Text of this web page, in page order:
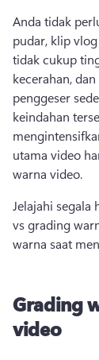
Anda tidak
pudar, klip
tidak cukup
kecerahan,
penggeser
keindahan
utama video
warna video.
Jelajahi segala
vs grading
warna saat
Grading
video